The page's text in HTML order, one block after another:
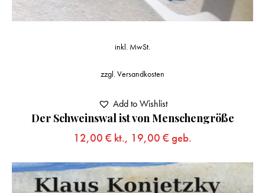
Der Schweinswal ist von Menschengröße
12,00 € kt., 19,00 € geb.
inkl. MwSt.
zzgl.Versandkosten
Add to Wishlist